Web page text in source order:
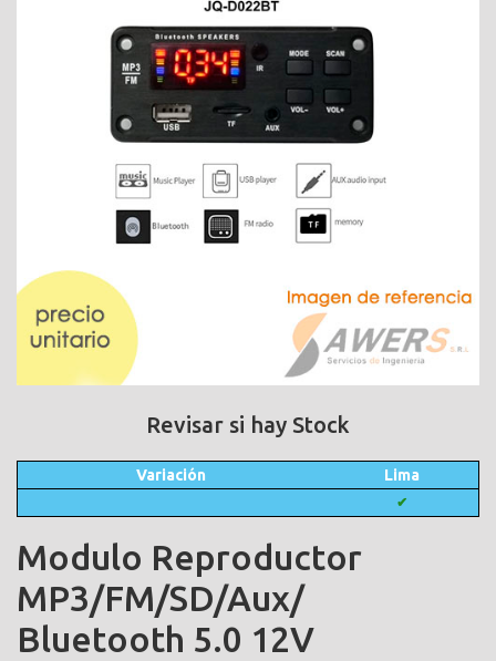
Revisar si hay Stock
Variación Lima
✔
Modulo Reproductor
MP3/FM/SD/Aux/
Bluetooth 5.0 12V